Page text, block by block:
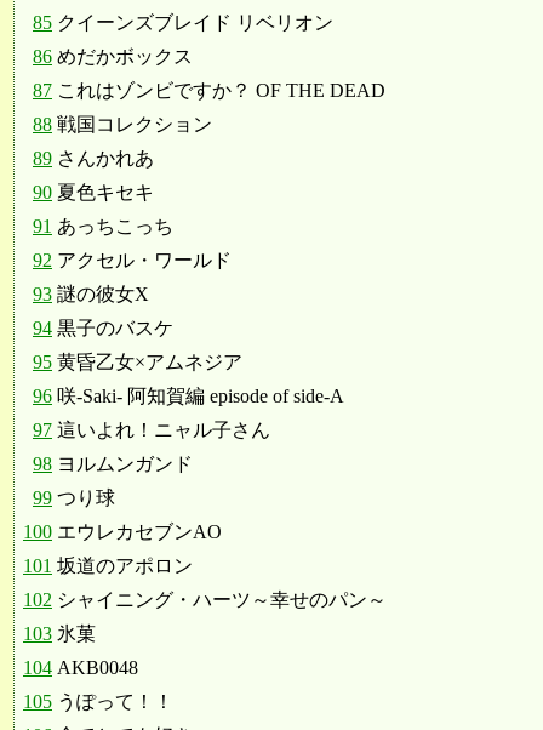
85 クイーンズブレイド リベリオン
86 めだかボックス
87 これはゾンビですか？ OF THE DEAD
88 戦国コレクション
89 さんかれあ
90 夏色キセキ
91 あっちこっち
92 アクセル・ワールド
93 謎の彼女X
94 黒子のバスケ
95 黄昏乙女×アムネジア
96 咲-Saki- 阿知賀編 episode of side-A
97 這いよれ！ニャル子さん
98 ヨルムンガンド
99 つり球
100 エウレカセブンAO
101 坂道のアポロン
102 シャイニング・ハーツ～幸せのパン～
103 氷菓
104 AKB0048
105 うぽって！！